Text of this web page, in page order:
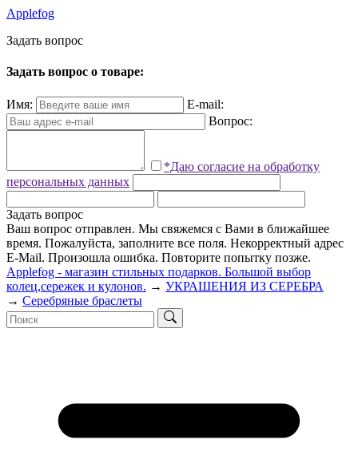
Applefog
Задать вопрос
Задать вопрос о товаре:
Имя:
E-mail:
Вопрос:
*Даю согласие на обработку
персональных данных
Задать вопрос
Ваш вопрос отправлен. Мы свяжемся с Вами в ближайшее
время. Пожалуйста, заполните все поля. Некорректный адрес
E-Mail. Произошла ошибка. Повторите попытку позже.
Applefog - магазин стильных подарков. Большой выбор
колец,сережек и кулонов. → УКРАШЕНИЯ ИЗ СЕРЕБРА
→ Серебряные браслеты